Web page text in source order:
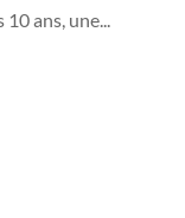
ans, une...